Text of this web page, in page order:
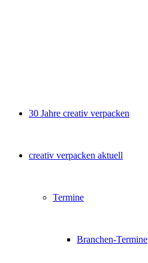
30 Jahre creativ verpacken
creativ verpacken aktuell
Termine
Branchen-Termine